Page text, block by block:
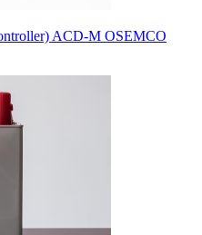
ACD-M OSEMCO